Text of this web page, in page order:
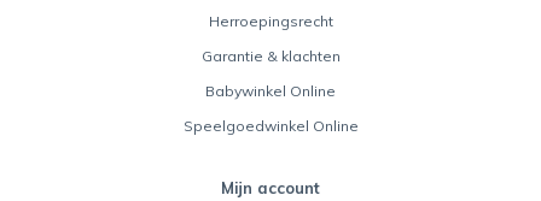
Herroepingsrecht
Garantie & klachten
Babywinkel Online
Speelgoedwinkel Online
Mijn account